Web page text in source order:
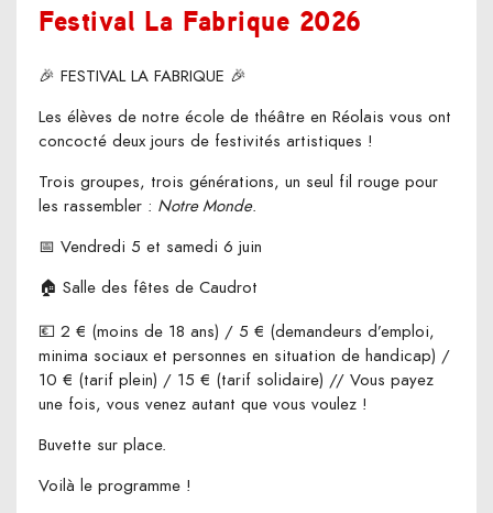
Festival La Fabrique 2026
🎉 FESTIVAL LA FABRIQUE 🎉
Les élèves de notre école de théâtre en Réolais vous ont
concocté deux jours de festivités artistiques !
Trois groupes, trois générations, un seul fil rouge pour
les rassembler : Notre Monde.
📅 Vendredi 5 et samedi 6 juin
🏠 Salle des fêtes de Caudrot
💶 2 € (moins de 18 ans) / 5 € (demandeurs d’emploi,
minima sociaux et personnes en situation de handicap) /
10 € (tarif plein) / 15 € (tarif solidaire) // Vous payez
une fois, vous venez autant que vous voulez !
Buvette sur place.
Voilà le programme !